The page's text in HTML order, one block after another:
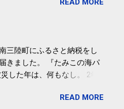
スポーツウェア・シューズで
けが運動ではない。 食べ
する、との結果を筑波大の
が発表した。改善が期待で
過度の飲酒が原因ではない
ても効果があるという。 正田
READ MORE
三陸町にふるさと納税をし
きました。 『たみこの海パ
した年は、何もなし。 2年
この海パック』。 ボランティ
READ MORE